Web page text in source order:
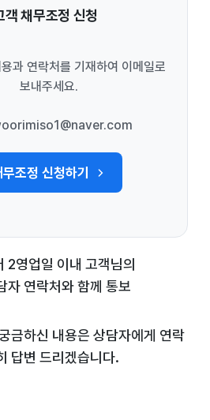
객 채무조정 신청
과 연락처를 기재하여 이메일로
보내주세요.
조정 신청하기
2영업일 이내 고객님의
자 연락처와 함께 통보
금하신 내용은 상담자에게 연락
답변 드리겠습니다.